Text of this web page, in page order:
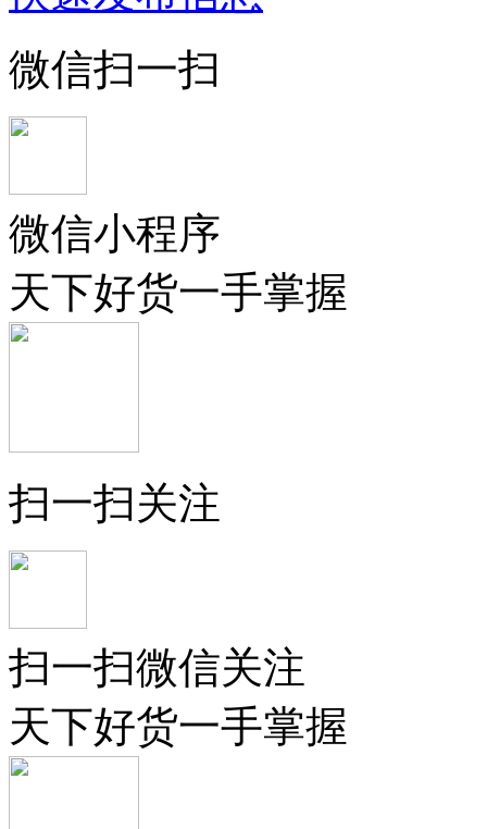
微信扫一扫
微信小程序
天下好货一手掌握
扫一扫关注
扫一扫微信关注
天下好货一手掌握